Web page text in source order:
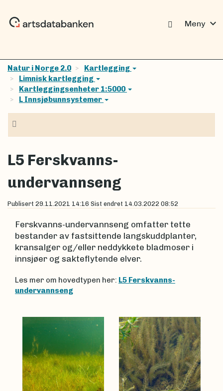
Meny expand_more
Natur i Norge 2.0
Kartlegging
Limnisk kartlegging
Kartleggingsenheter 1:5000
L Innsjøbunnsystemer
L5 Ferskvanns-
undervannseng
Publisert 29.11.2021 14:16 Sist endret 14.03.2022 08:52
Ferskvanns-undervannseng omfatter tette
bestander av fastsittende langskuddplanter,
kransalger og/eller neddykkete bladmoser i
innsjøer og sakteflytende elver.
Les mer om hovedtypen her: L5 Ferskvanns-
undervannseng